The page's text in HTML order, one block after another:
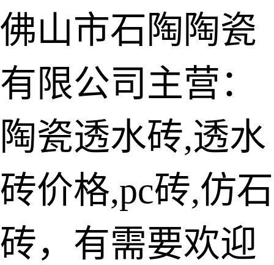
佛山市石陶陶瓷
有限公司主营：
陶瓷透水砖,透水
砖价格,pc砖,仿石
砖，有需要欢迎
陶瓷透水砖
生态仿石砖
仿石透水砖
承重仿石砖
细面透水砖